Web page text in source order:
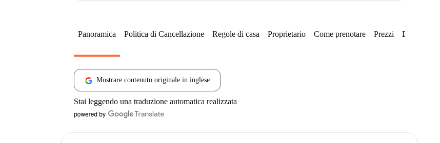
Panoramica Politica di Cancellazione Regole di casa Proprietario Come prenotare Prezzi Disponibilità
Mostrare contenuto originale in inglese
Stai leggendo una traduzione automatica realizzata